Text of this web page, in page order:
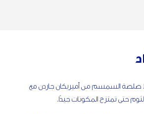
صلصة السمسم من أميريكان جاردن مع
حتى تمتزج المكونات جيدًا.